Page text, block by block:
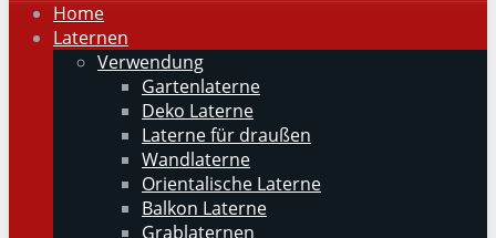
Home
Laternen
Verwendung
Gartenlaterne
Deko Laterne
Laterne für draußen
Wandlaterne
Orientalische Laterne
Balkon Laterne
Grablaternen